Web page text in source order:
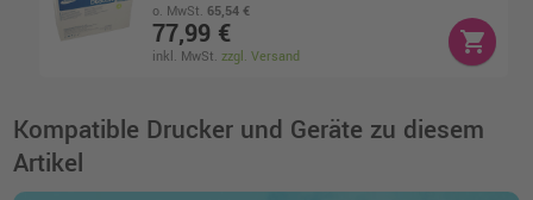
o. MwSt. 65,54 €
77,99 €
inkl. MwSt.zzgl. Versand
shopping_cart
Kompatible Drucker und Geräte zu diesem
Artikel